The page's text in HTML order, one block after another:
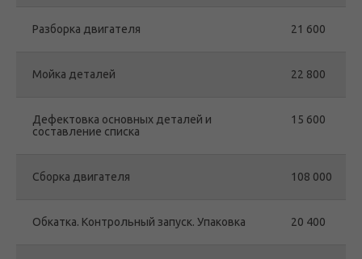
Разборка двигателя 21 600
Мойка деталей 22 800
Дефектовка основных деталей и
составление списка
15 600
Сборка двигателя 108 000
Обкатка. Контрольный запуск. Упаковка 20 400